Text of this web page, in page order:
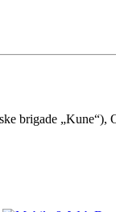
brigade „Kune“),